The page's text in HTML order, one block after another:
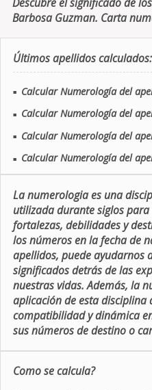
Barbosa Guzman. Carta
Últimos apellidos calculados:
■ Calcular Numerología del
■ Calcular Numerología del
■ Calcular Numerología del
■ Calcular Numerología del
La numerologia es una
utilizada durante siglos
fortalezas, debilidades y
los números en la fecha de
apellidos, puede ayudarnos
significados detrás de las
nuestras vidas. Además, la
aplicación de esta disciplina
compatibilidad y dinámica
sus números de destino o
Como se calcula?